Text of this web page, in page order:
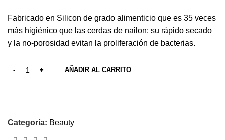
Fabricado en Silicon de grado alimenticio que es 35 veces
más higiénico que las cerdas de nailon: su rápido secado
y la no-porosidad evitan la proliferación de bacterias.
AÑADIR AL CARRITO
Categoría: Beauty